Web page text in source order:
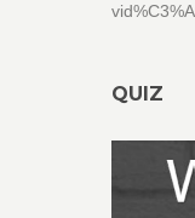
QUIZ